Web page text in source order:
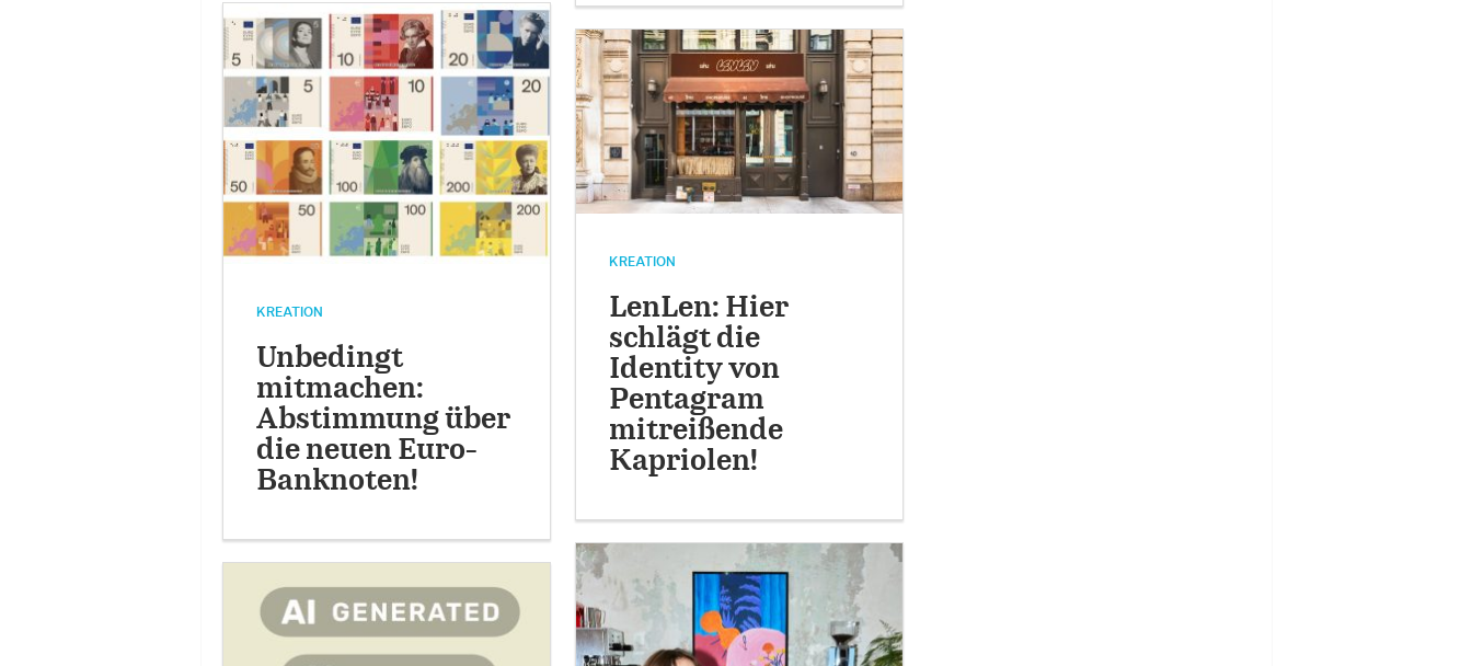
KREATION
Unbedingt
mitmachen:
Abstimmung über
die neuen Euro-
Banknoten!
KREATION
LenLen: Hier
schlägt die
Identity von
Pentagram
mitreißende
Kapriolen!